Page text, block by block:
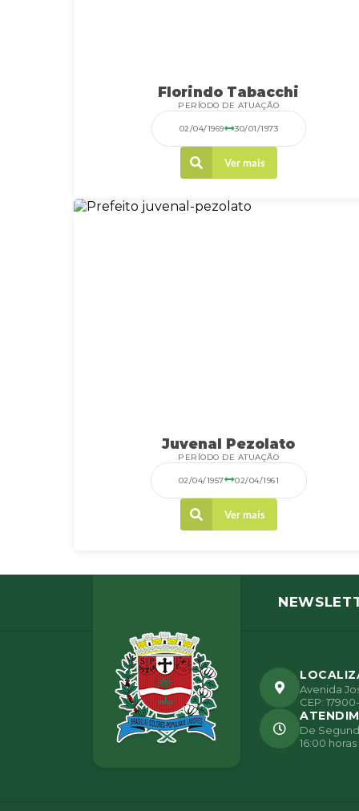
Florindo Tabacchi
PERÍODO DE ATUAÇÃO
02/04/1969 30/01/1973
Ver mais
Juvenal Pezolato
PERÍODO DE ATUAÇÃO
02/04/1957 02/04/1961
Ver mais
Avenida
CEP:
De
16:00 horas